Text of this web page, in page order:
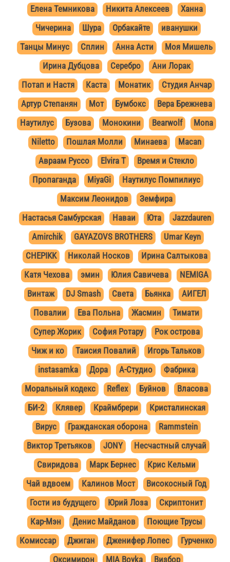
Елена Темникова
Никита Алексеев
Ханна
Чичерина
Шура Орбакайте
иванушки
Танцы Минус
Сплин Анна Асти
Моя Мишель
Ирина Дубцова
Серебро
Ани Лорак
Потап и Настя
Каста Монатик
Студия Анчар
Артур Степанян
Мот Бумбокс
Вера Брежнева
Наутилус
Бузова Монокини Bearwolf
Mona
Niletto
Пошлая Молли Минаева
Macan
Авраам Руссо
Elvira T
Время и Стекло
Пропаганда
MiyaGi
Наутилус Помпилиус
Максим Леонидов
Земфира
Настасья Самбурская
Наваи Юта
Jazzdauren
Amirchik
GAYAZOVS BROTHERS
Umar Keyn
CHEPIKK
Николай Носков
Ирина Салтыкова
Катя Чехова
эмин Юлия Савичева
NEMIGA
Винтаж
DJ Smash Света Бьянка
АИГЕЛ
Повалии
Ева Польна Жасмин
Тимати
Супер Жорик
София Ротару
Рок острова
Чиж и ко
Таисия Повалий
Игорь Тальков
instasamka
Дора А-Студио
Фабрика
Моральный кодекс
Reflex Буйнов
Власова
БИ-2
Клявер Краймбрери
Кристалинская
Вирус
Гражданская оборона
Rammstein
Виктор Третьяков
JONY
Несчастный случай
Свиридова
Марк Бернес
Крис Кельми
Чай вдвоем
Калинов Мост
Високосный Год
Гости из будущего
Юрий Лоза
Скриптонит
Кар-Мэн
Денис Майданов
Поющие Трусы
Комиссар
Джиган Дженифер Лопес
Гурченко
Оксимирон
MIA Boyka Визбор